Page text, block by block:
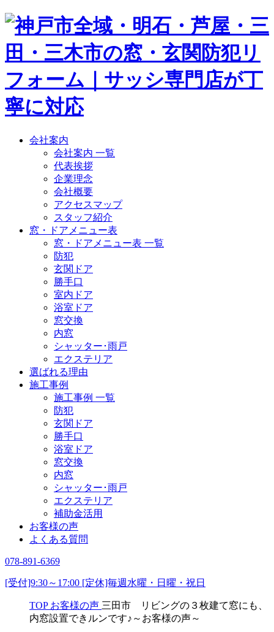
会社案内
会社案内 一覧
代表挨拶
企業理念
会社概要
アクセスマップ
スタッフ紹介
窓・ドアメニュー表
窓・ドアメニュー表 一覧
防犯
玄関ドア
勝手口
室内ドア
浴室ドア
窓交換
内窓
シャッター･雨戸
エクステリア
選ばれる理由
施工事例
施工事例 一覧
防犯
玄関ドア
勝手口
浴室ドア
窓交換
内窓
シャッター･雨戸
エクステリア
補助金活用
お客様の声
よくある質問
078-891-6369
[受付]9:30～17:00 [定休]毎週水曜・日曜・祝日
TOP お客様の声 三田市 リビングの３枚建て窓にも、
内窓設置できルンです♪～お客様の声～